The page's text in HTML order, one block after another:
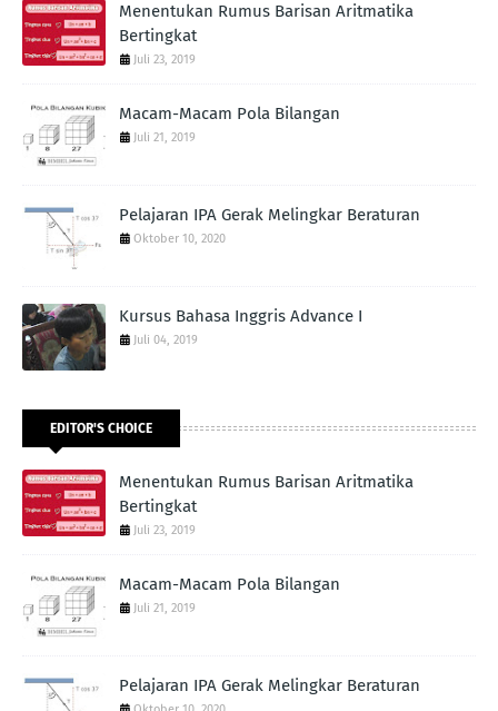
Menentukan Rumus Barisan Aritmatika
Bertingkat
Juli 23, 2019
Macam-Macam Pola Bilangan
Juli 21, 2019
Pelajaran IPA Gerak Melingkar Beraturan
Oktober 10, 2020
Kursus Bahasa Inggris Advance I
Juli 04, 2019
EDITOR'S CHOICE
Menentukan Rumus Barisan Aritmatika
Bertingkat
Juli 23, 2019
Macam-Macam Pola Bilangan
Juli 21, 2019
Pelajaran IPA Gerak Melingkar Beraturan